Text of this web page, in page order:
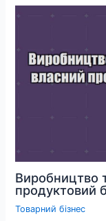
Виробництво
продуктовий
Товарний бізнес